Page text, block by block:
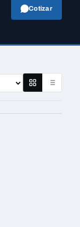
Cotizar